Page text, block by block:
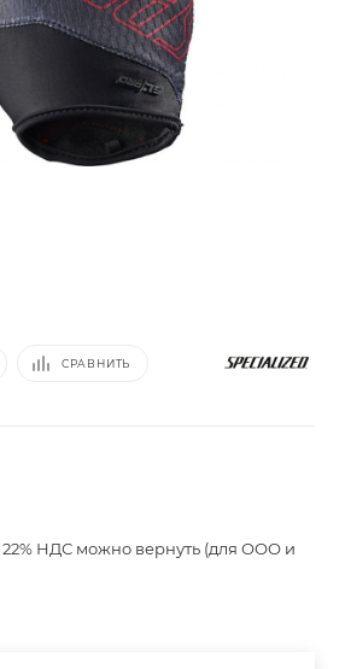
СРАВНИТЬ
22% НДС можно вернуть (для ООО и